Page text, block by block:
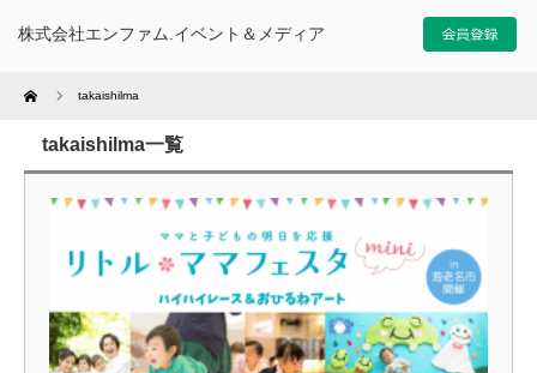
株式会社エンファム.イベント＆メディア
Home takaishilma
takaishilma一覧